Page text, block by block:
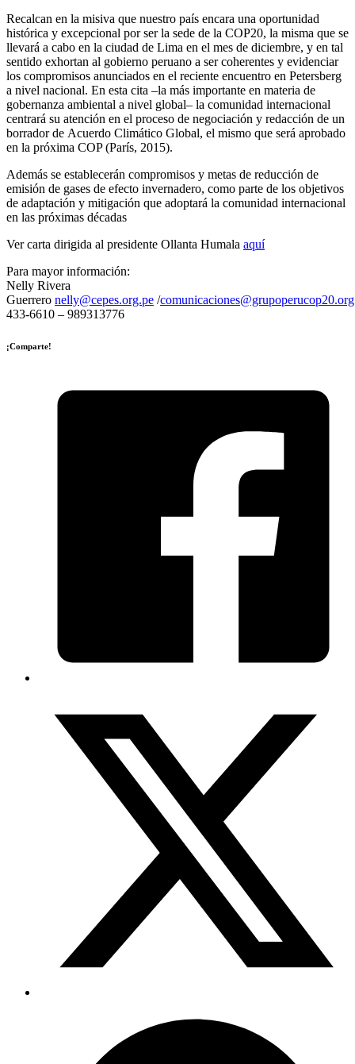
Recalcan en la misiva que nuestro país encara una oportunidad
histórica y excepcional por ser la sede de la COP20, la misma que se
llevará a cabo en la ciudad de Lima en el mes de diciembre, y en tal
sentido exhortan al gobierno peruano a ser coherentes y evidenciar
los compromisos anunciados en el reciente encuentro en Petersberg
a nivel nacional. En esta cita –la más importante en materia de
gobernanza ambiental a nivel global– la comunidad internacional
centrará su atención en el proceso de negociación y redacción de un
borrador de Acuerdo Climático Global, el mismo que será aprobado
en la próxima COP (París, 2015).
Además se establecerán compromisos y metas de reducción de
emisión de gases de efecto invernadero, como parte de los objetivos
de adaptación y mitigación que adoptará la comunidad internacional
en las próximas décadas
Ver carta dirigida al presidente Ollanta Humala aquí
Para mayor información:
Nelly Rivera
Guerrero nelly@cepes.org.pe /
433-6610 – 989313776
¡Comparte!